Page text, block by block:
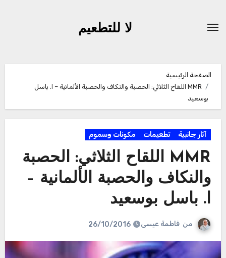
لا للتطعيم
الصفحة الرئيسية
MMR اللقاح الثلاثي: الحصبة والنكاف والحصبة الألمانية – ا. باسل
بوسعيد
آثار جانبية تطعيمات مكونات وسموم
MMR اللقاح الثلاثي: الحصبة
والنكاف والحصبة الألمانية –
ا. باسل بوسعيد
من فاطمة عيسى 26/10/2016